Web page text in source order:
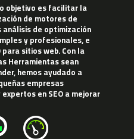
objetivo es facilitar la
de motores de
análisis de optimización
y profesionales, e
sitios web. Con la
Herramientas sean
hemos ayudado a
empresas
en SEO a mejorar